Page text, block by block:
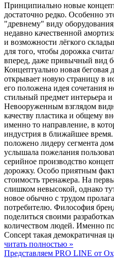
Принципиально новые
достаточно редко. Особенно
"древнему" виду
недавно качественной
и возможности лёгкого
для того, чтобы дорожка
вперед, даже привычный вид
Концептуально новая беговая
открывает новую страницу в
его положена идея сочетания
стильный предмет интерьера
Невооруженным взглядом
качеству пластика и общему
именно то направление, в
индустрия в ближайшее
положено лидеру сегмента
услышала пожелания
серийное производство
дорожку. Особо приятным
стоимость тренажера. На
слишком невысокой, однако
новое обычно с трудом
потребителю. Философия
поделиться своими
количеством людей. Именно
Concept такая демократичная
читать полностью »
Представляем PRO LINE от